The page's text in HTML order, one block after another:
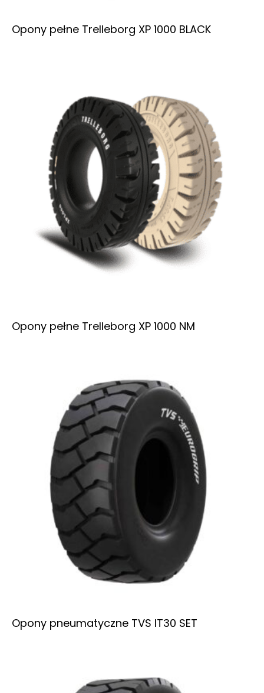
Opony pełne Trelleborg XP 1000 BLACK
Opony pełne Trelleborg XP 1000 NM
Opony pneumatyczne TVS IT30 SET